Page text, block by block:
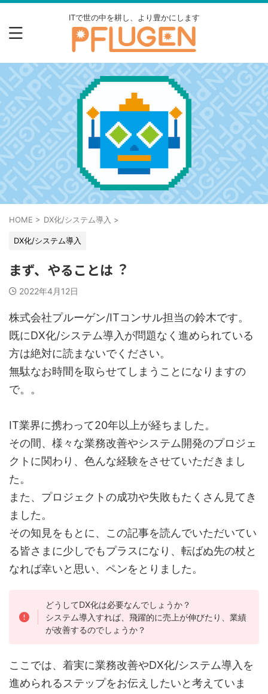
ITで世の中を耕し、より豊かにします
HOME > DX化/システム導入 >
DX化/システム導入
まず、やることは︖
2022年4月12日
株式会社プルーゲン/ITコンサル担当の鈴木です。
既にDX化/システム導入が問題なく進められている
方は絶対に読まないでください。
無駄なお時間を取らせてしまうことになりますの
で。。
IT業界に携わって20年以上が経ちました。
その間、様々な業務改善やシステム開発のプロジェ
クトに関わり、⾊んな経験をさせていただきまし
た。
また、プロジェクトの成功や失敗もたくさん⾒てき
ました。
その知⾒をもとに、この記事を読んでいただいてい
る皆さまに少しでもプラスになり、転ばぬ先の杖と
なれば幸いと思い、ペンをとりました。
どうしてDX化は必要なんでしょうか？
システム導入すれば、飛躍的に売上が伸びたり、業績
が改善するのでしょうか？
ここでは、着実に業務改善やDX化/システム導入を
進められるステップをお伝えしたいと考えていま